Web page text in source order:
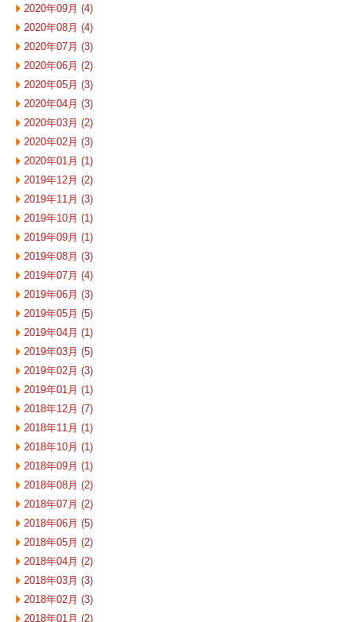
2020年09月 (4)
2020年08月 (4)
2020年07月 (3)
2020年06月 (2)
2020年05月 (3)
2020年04月 (3)
2020年03月 (2)
2020年02月 (3)
2020年01月 (1)
2019年12月 (2)
2019年11月 (3)
2019年10月 (1)
2019年09月 (1)
2019年08月 (3)
2019年07月 (4)
2019年06月 (3)
2019年05月 (5)
2019年04月 (1)
2019年03月 (5)
2019年02月 (3)
2019年01月 (1)
2018年12月 (7)
2018年11月 (1)
2018年10月 (1)
2018年09月 (1)
2018年08月 (2)
2018年07月 (2)
2018年06月 (5)
2018年05月 (2)
2018年04月 (2)
2018年03月 (3)
2018年02月 (3)
2018年01月 (2)